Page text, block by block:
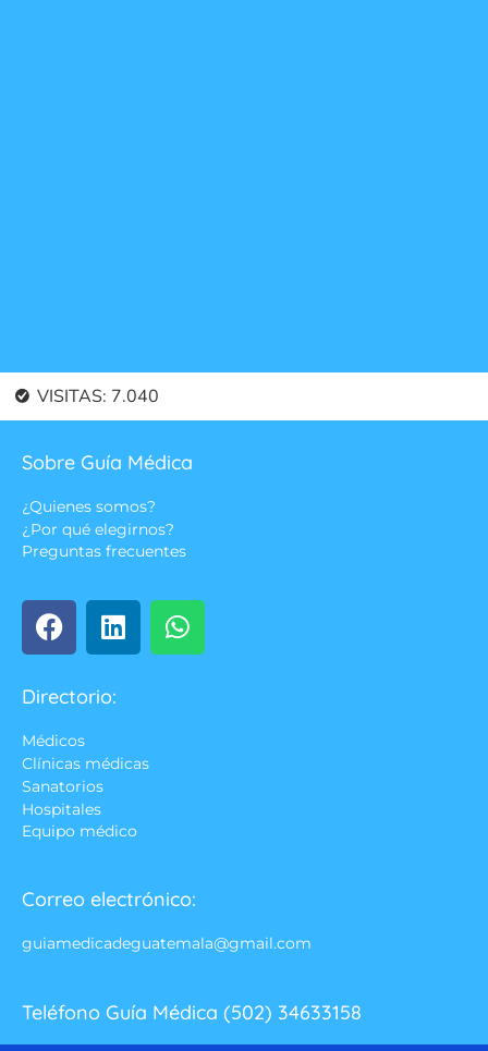
VISITAS: 7.040
Sobre Guía Médica
¿Quienes somos?
¿Por qué elegirnos?
Preguntas frecuentes
Directorio:
Médicos
Clínicas médicas
Sanatorios
Hospitales
Equipo médico
Correo electrónico:
guiamedicadeguatemala@gmail.com
Teléfono Guía Médica (502) 34633158